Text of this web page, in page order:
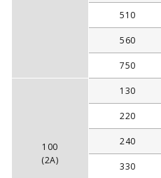
510
560
750
100
(2A)
130
220
240
330